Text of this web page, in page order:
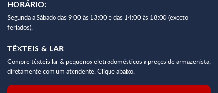
HORÁRIO:
Segunda a Sábado das 9:00 às 13:00 e das 14:00 às 18:00 (exceto
feriados).
TÊXTEIS & LAR
Compre têxteis lar & pequenos eletrodomésticos a preços de armazenista,
diretamente com um atendente. Clique abaixo.